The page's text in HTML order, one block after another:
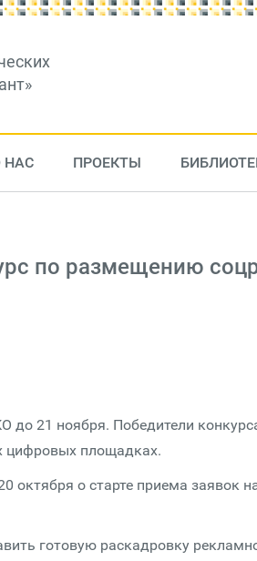
НАС ПРОЕКТЫ
по размещению
до 21 ноября. Победители
цифровых площадках.
октября о старте приема заявок
готовую раскадровку